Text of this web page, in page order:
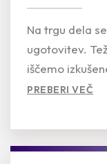
Na trgu dela
ugotovitev.
iščemo
PREBERI VEČ